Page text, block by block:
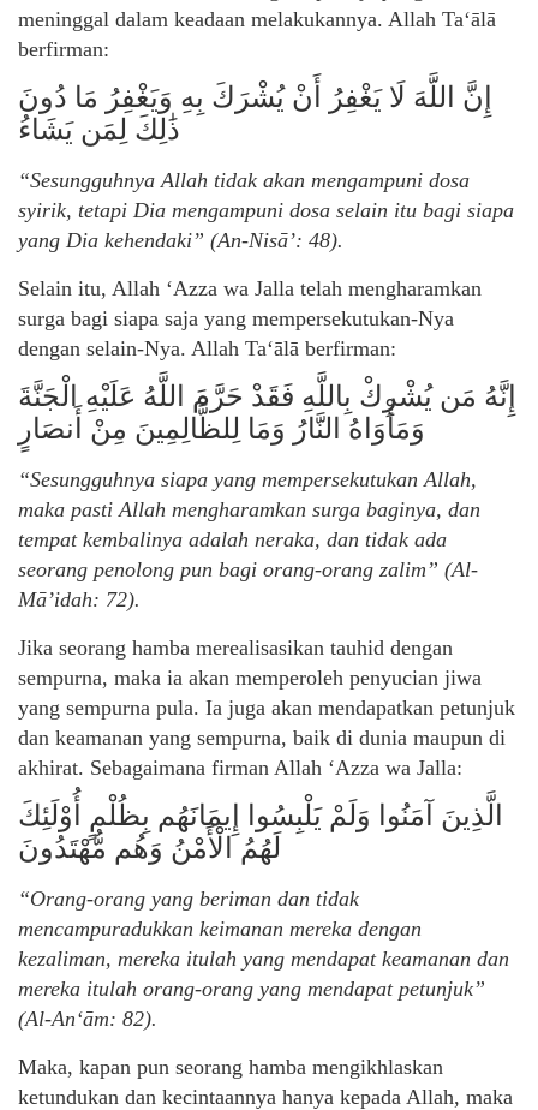
meninggal dalam keadaan melakukannya. Allah Ta‘ālā
berfirman:
إِنَّ اللَّهَ لَا يَغْفِرُ أَنْ يُشْرَكَ بِهِ وَيَغْفِرُ مَا دُونَ
ذَٰلِكَ لِمَن يَشَاءُ
“Sesungguhnya Allah tidak akan mengampuni dosa
syirik, tetapi Dia mengampuni dosa selain itu bagi siapa
yang Dia kehendaki” (An-Nisā’: 48).
Selain itu, Allah ‘Azza wa Jalla telah mengharamkan
surga bagi siapa saja yang mempersekutukan-Nya
dengan selain-Nya. Allah Ta‘ālā berfirman:
إِنَّهُ مَن يُشْرِكْ بِاللَّهِ فَقَدْ حَرَّمَ اللَّهُ عَلَيْهِ الْجَنَّةَ
وَمَأْوَاهُ النَّارُ وَمَا لِلظَّالِمِينَ مِنْ أَنصَارٍ
“Sesungguhnya siapa yang mempersekutukan Allah,
maka pasti Allah mengharamkan surga baginya, dan
tempat kembalinya adalah neraka, dan tidak ada
seorang penolong pun bagi orang-orang zalim” (Al-
Mā’idah: 72).
Jika seorang hamba merealisasikan tauhid dengan
sempurna, maka ia akan memperoleh penyucian jiwa
yang sempurna pula. Ia juga akan mendapatkan petunjuk
dan keamanan yang sempurna, baik di dunia maupun di
akhirat. Sebagaimana firman Allah ‘Azza wa Jalla:
الَّذِينَ آمَنُوا وَلَمْ يَلْبِسُوا إِيمَانَهُم بِظُلْمٍ أُوْلَئِكَ
لَهُمُ الْأَمْنُ وَهُم مُّهْتَدُونَ
“Orang-orang yang beriman dan tidak
mencampuradukkan keimanan mereka dengan
kezaliman, mereka itulah yang mendapat keamanan dan
mereka itulah orang-orang yang mendapat petunjuk”
(Al-An‘ām: 82).
Maka, kapan pun seorang hamba mengikhlaskan
ketundukan dan kecintaannya hanya kepada Allah, maka